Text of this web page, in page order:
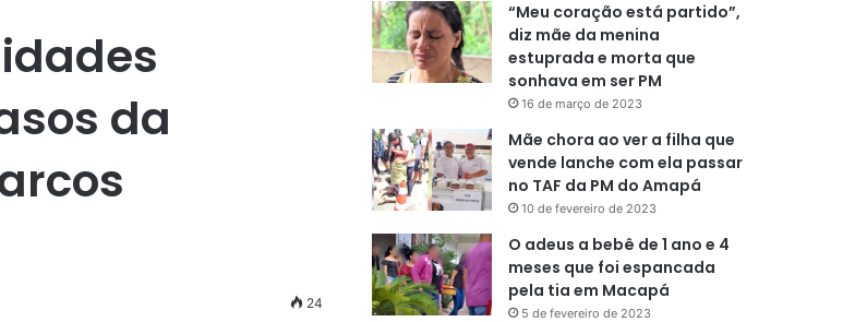
da
24
“Meu coração está partido”,
diz mãe da menina
estuprada e morta que
sonhava em ser PM
16 de março de 2023
Mãe chora ao ver a filha que
vende lanche com ela passar
no TAF da PM do Amapá
10 de fevereiro de 2023
O adeus a bebê de 1 ano e 4
meses que foi espancada
pela tia em Macapá
5 de fevereiro de 2023